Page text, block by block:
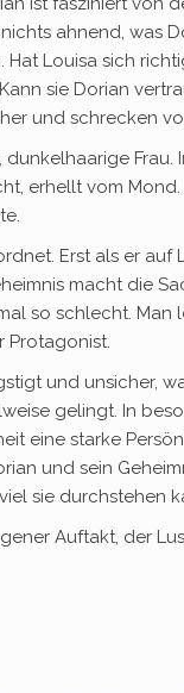
ahnend, was
Hat Louisa sich
sie Dorian
und schrecken
erhellt vom
Erst als er
macht die
so schlecht.
Protagonist.
und unsicher,
gelingt. In
eine starke
und sein
sie durchstehen
Auftakt, der